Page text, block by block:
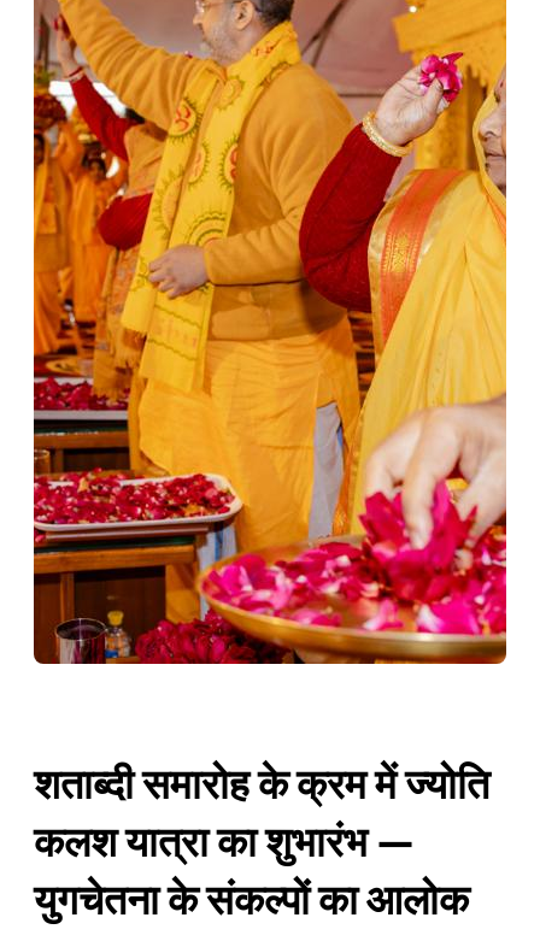
शताब्दी समारोह के क्रम में ज्योति
कलश यात्रा का शुभारंभ —
युगचेतना के संकल्पों का आलोक